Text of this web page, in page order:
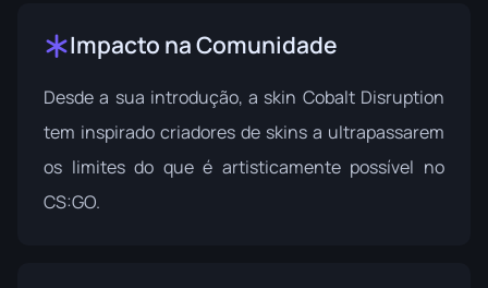
Impacto na Comunidade
Desde a sua introdução, a skin Cobalt Disruption
tem inspirado criadores de skins a ultrapassarem
os limites do que é artisticamente possível no
CS:GO.